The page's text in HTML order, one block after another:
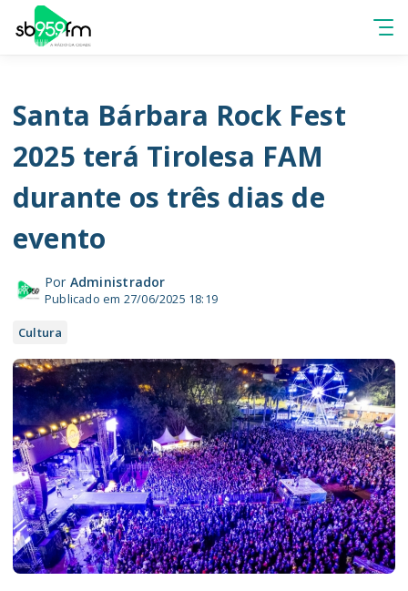
Santa Bárbara Rock Fest
2025 terá Tirolesa FAM
durante os três dias de
evento
Por Administrador
Publicado em 27/06/2025 18:19
Cultura